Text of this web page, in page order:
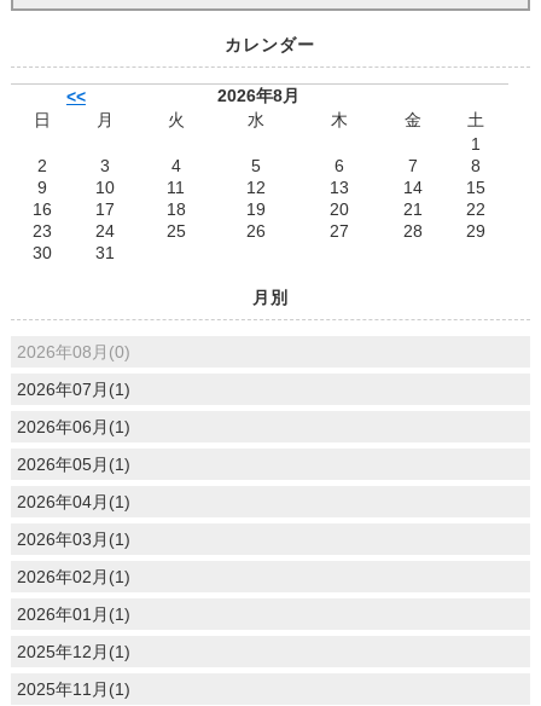
カレンダー
<<
2026年8月
日
月 火 水 木 金
土
1
2
3 4 5 6 7
8
9
10 11 12 13 14
15
16
17 18 19 20 21
22
23
24 25 26 27 28
29
30
31
月別
2026年08月(0)
2026年07月(1)
2026年06月(1)
2026年05月(1)
2026年04月(1)
2026年03月(1)
2026年02月(1)
2026年01月(1)
2025年12月(1)
2025年11月(1)